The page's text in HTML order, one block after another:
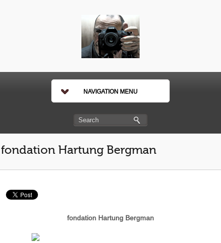
NAVIGATION MENU
fondation Hartung Bergman
fondation Hartung Bergman